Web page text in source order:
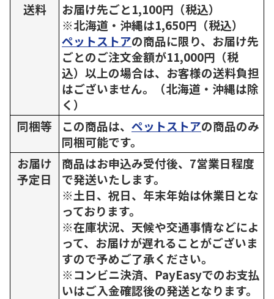
送料
お届け先ごと1,100円（税込）
※北海道・沖縄は1,650円（税込）
ペットストアの商品に限り、お届け先
ごとのご注文金額が11,000円（税
込）以上の場合は、お客様の送料負担
はございません。（北海道・沖縄は除
く）
同梱等
この商品は、 ペットストアの商品のみ
同梱可能です。
お届け
予定日
商品はお申込み受付後、7営業日程度
で発送いたします。
※土日、祝日、年末年始は休業日とな
っております。
※在庫状況、天候や交通事情などによ
って、お届けが遅れることがございま
すので予めご了承ください。
※コンビニ決済、PayEasyでのお支払
いはご入金確認後の発送となります。